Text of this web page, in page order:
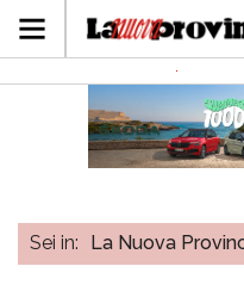
Sei in: La Nuova